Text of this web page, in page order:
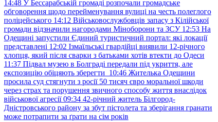
14:48 У Бессарабській громаді розпочали громадське
обговорення щодо перейменування вулиці на честь полеглого
поліцейського 14:12 Військовослужбовців запасу з Кілійської
громади відзначили нагородами Міноборони та ЗСУ 12:53 На
Одещині запустили Єдиний туристичний портал: які локації
представлені 12:02 Ізмаїльські гвардійці виявили 12-річного
хлопця, який після сварки з батьками хотів втекти до Одеси
11:37 Підвал музею в Болграді передали під укриття, але
експозицію обіцяють зберегти 10:46 Жителька Одещини
просила суд стягнути з росії 50 тисяч євро моральної шкоди
через страх та порушення звичного способу життя внаслідок
військової агресії 09:34 42-річний житель Білгород-
Дністровського району за збут пістолета та зберігання гранати
може потрапити за ґрати на сім років